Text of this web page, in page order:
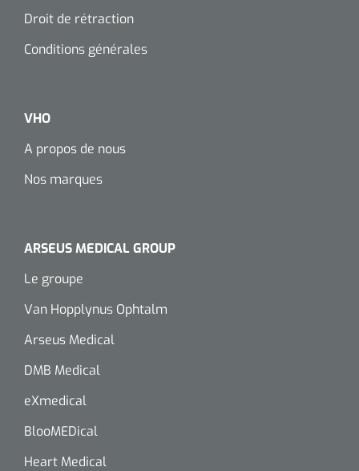
Droit de rétraction
Conditions générales
VHO
A propos de nous
Nos marques
ARSEUS MEDICAL GROUP
Le groupe
Van Hopplynus Ophtalm
Arseus Medical
DMB Medical
eXmedical
BlooMEDical
Heart Medical